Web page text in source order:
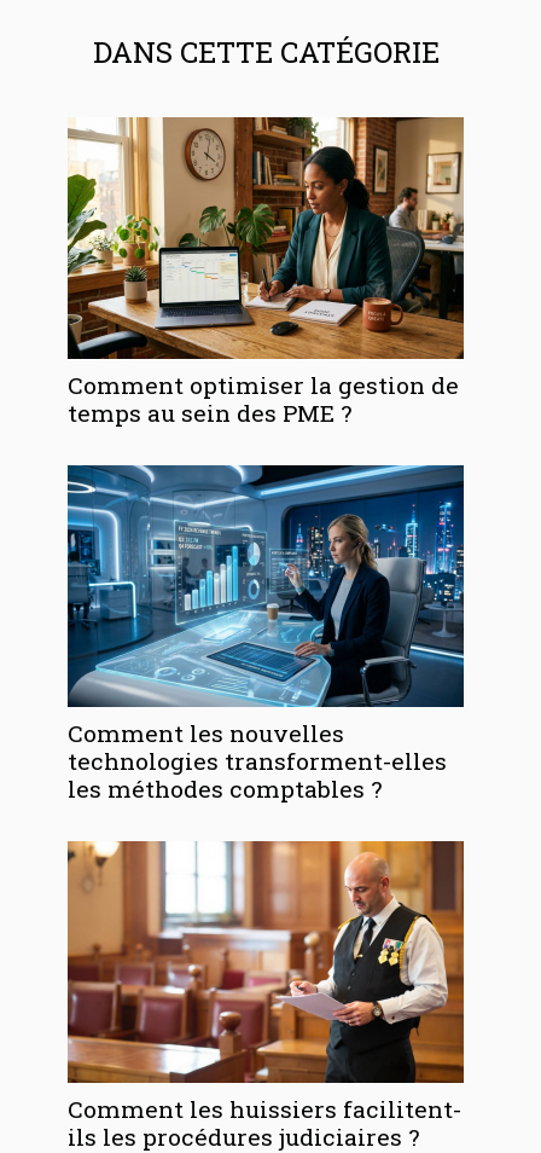
DANS CETTE CATÉGORIE
Comment optimiser la gestion de
temps au sein des PME ?
Comment les nouvelles
technologies transforment-elles
les méthodes comptables ?
Comment les huissiers facilitent-
ils les procédures judiciaires ?